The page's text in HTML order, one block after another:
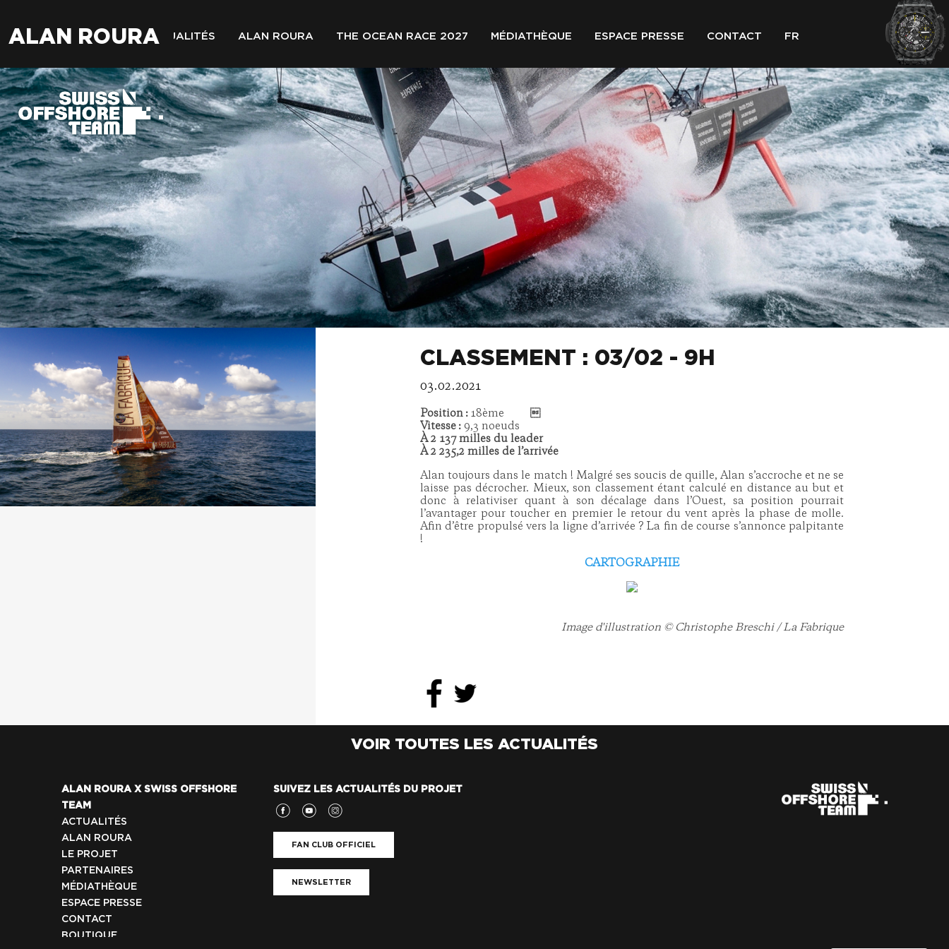
ALAN ROURAACTUALITÉS ALAN ROURA THE OCEAN RACE 2027 MÉDIATHÈQUE ESPACE PRESSE CONTACT FR
CLASSEMENT : 03/02 - 9H
03.02.2021
Position : 18ème 
Vitesse : 9,3 noeuds
À 2 137 milles du leader
À 2 235,2 milles de l’arrivée
Alan toujours dans le match ! Malgré ses soucis de quille, Alan s’accroche et ne se
laisse pas décrocher. Mieux, son classement étant calculé en distance au but et
donc à relativiser quant à son décalage dans l’Ouest, sa position pourrait
l’avantager pour toucher en premier le retour du vent après la phase de molle.
Afin d’être propulsé vers la ligne d’arrivée ? La fin de course s’annonce palpitante
!
CARTOGRAPHIE
Image d'illustration © Christophe Breschi / La Fabrique
VOIR TOUTES LES ACTUALITÉS
ALAN ROURA X SWISS OFFSHORE
TEAM
ACTUALITÉS
ALAN ROURA
LE PROJET
PARTENAIRES
MÉDIATHÈQUE
ESPACE PRESSE
CONTACT
BOUTIQUE
SUIVEZ LES ACTUALITÉS DU PROJET
FAN CLUB OFFICIEL
NEWSLETTER